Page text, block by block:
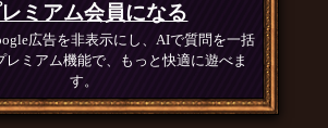
ミアム会員になる
広告を非表示にし、AIで質問を一括
レミアム機能で、もっと快適に遊べま
す。